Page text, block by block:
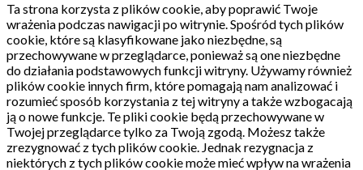
Ta strona korzysta z plików cookie, aby poprawić Twoje
wrażenia podczas nawigacji po witrynie.Spośród tych plików
cookie, które są klasyfikowane jako niezbędne, są
przechowywane w przeglądarce, ponieważ są one niezbędne
do działania podstawowych funkcji witryny. Używamy również
plików cookie innych firm, które pomagają nam analizować i
rozumieć sposób korzystania z tej witryny a także wzbogacają
ją o nowe funkcje. Te pliki cookie będą przechowywane w
Twojej przeglądarce tylko za Twoją zgodą. Możesz także
zrezygnować z tych plików cookie. Jednak rezygnacja z
niektórych z tych plików cookie może mieć wpływ na wrażenia